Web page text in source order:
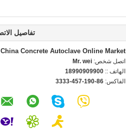
تفاصيل
China Concrete Autoclave Online Market
اتصل شخص: Mr. wei
الهاتف :: 18990909900
الفاكس: 86-190-457-3333